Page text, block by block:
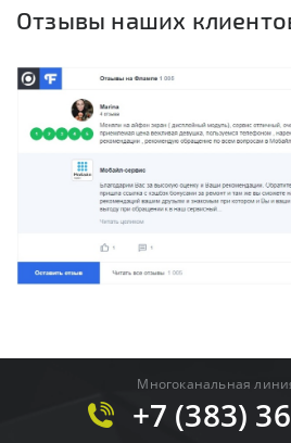
Отзывы наших
Многоканальная
+7 (383)